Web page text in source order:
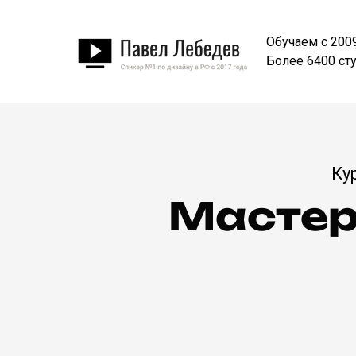
Обучаем с
Более 6400